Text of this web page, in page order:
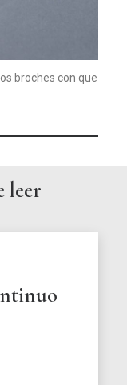
broches con que
leer